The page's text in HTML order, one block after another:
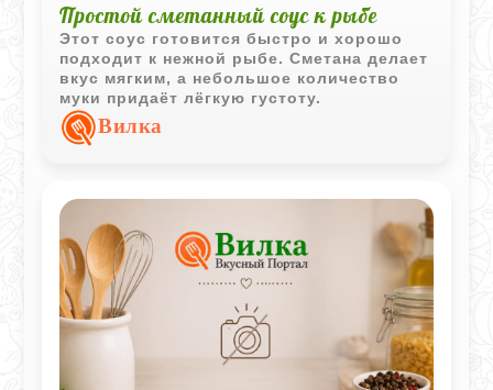
Простой сметанный соус к рыбе
Этот соус готовится быстро и хорошо
подходит к нежной рыбе. Сметана делает
вкус мягким, а небольшое количество
муки придаёт лёгкую густоту.
Вилка